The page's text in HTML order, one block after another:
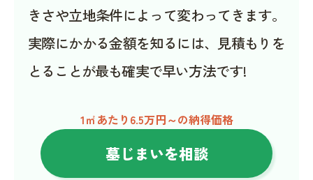
きさや立地条件によって変わってきます。
実際にかかる金額を知るには、見積もりを
とることが最も確実で早い方法です!
1㎡あたり6.5万円～の納得価格
墓じまいを相談